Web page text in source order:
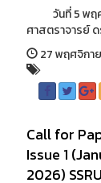
วันที่ 5 พฤศ
ศาสตราจารย์
27 พฤศจิกาย
Call for
Issue 1
2026)